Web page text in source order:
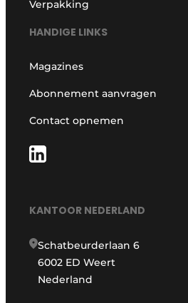
Verpakking
HANDIGE LINKS
Magazines
Abonnement aanvragen
Contact opnemen
KANTOOR NEDERLAND
Schatbeurderlaan 6
6002 ED Weert
Nederland